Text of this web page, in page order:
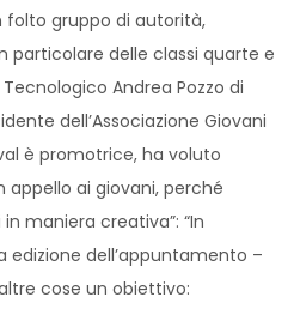
folto gruppo di autorità,
particolare delle classi quarte e
Andrea Pozzo di
dell’Associazione Giovani
è promotrice, ha voluto
appello ai giovani, perché
maniera creativa”: “In
dell’appuntamento –
cose un obiettivo: